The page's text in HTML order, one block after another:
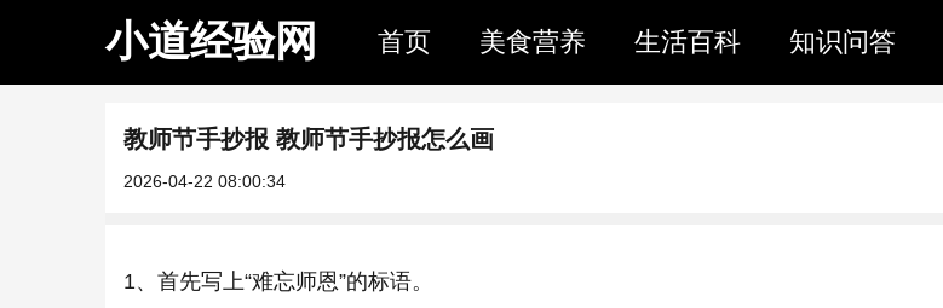
小道经验网 首页 美食营养 生活百科 知识问答
教师节手抄报 教师节手抄报怎么画
2026-04-22 08:00:34
1、首先写上“难忘师恩”的标语。